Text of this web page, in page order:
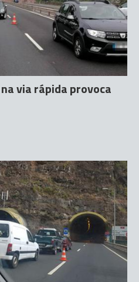
via rápida provoca